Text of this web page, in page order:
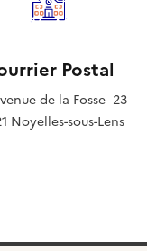
Postal
de la Fosse 23
Noyelles-sous-Lens